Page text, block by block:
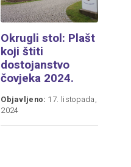
Okrugli stol: Plašt
koji štiti
dostojanstvo
čovjeka 2024.
Objavljeno: 17. listopada,
2024